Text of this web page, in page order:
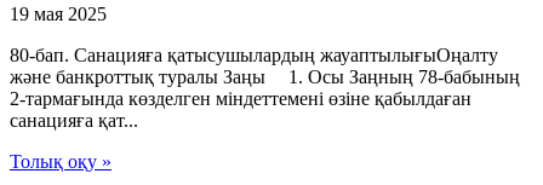
19 мая 2025
80-бап. Санацияға қатысушылардың жауаптылығыОңалту
және банкроттық туралы Заңы 1. Осы Заңның 78-бабының
2-тармағында көзделген мiндеттеменi өзіне қабылдаған
санацияға қат...
Толық оқу »